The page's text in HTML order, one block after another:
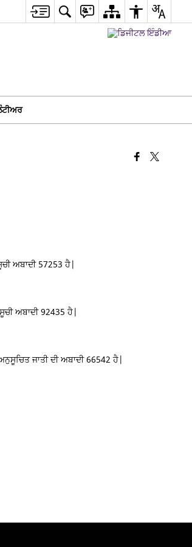
ਅਬਾਦੀ 57253 ਹੈ|
ਅਬਾਦੀ 92435 ਹੈ|
ਜਾਤੀ ਦੀ ਅਬਾਦੀ 66542 ਹੈ|